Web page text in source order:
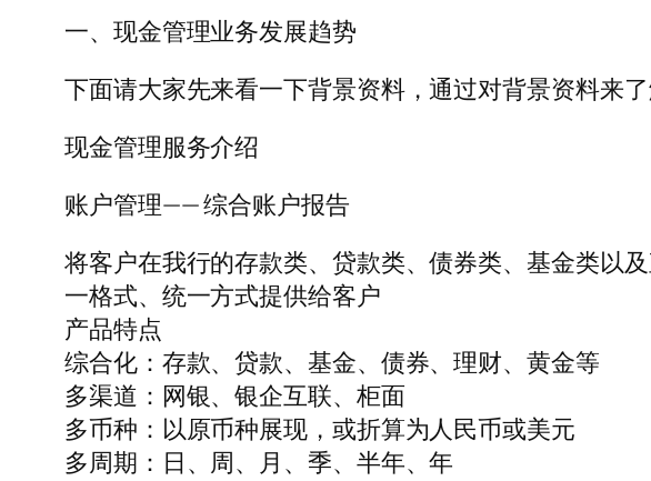
一、现金管理业务发展趋势
下面请大家先来看一下背景资料，通过对背景资料来
现金管理服务介绍
账户管理—— 综合账户报告
将客户在我行的存款类、贷款类、债券类、基金类以
一格式、统一方式提供给客户
产品特点
综合化：存款、贷款、基金、债券、理财、黄金等
多渠道：网银、银企互联、柜面
多币种：以原币种展现，或折算为人民币或美元
多周期：日、周、月、季、半年、年